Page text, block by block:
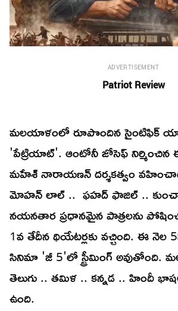
ADVERTISEMENT
Patriot Review
మలయాళంలో రూపొందిన సైంటిఫిక్
'పేట్రియాట్'. ఆంటోనీ జోసెఫ్
మహేశ్ నారాయణన్ దర్శకత్వం
మోహన్ లాల్ .. ఫహద్ ఫాజిల్ ..
నయనతార ప్రధానమైన పాత్రలను
1వ తేదీన థియేటర్లకు వచ్చింది. ఈ నెల
సినిమా 'జీ 5'లో స్ట్రీమింగ్
తెలుగు .. తమిళ .. కన్నడ .. హిందీ
ఉంది.